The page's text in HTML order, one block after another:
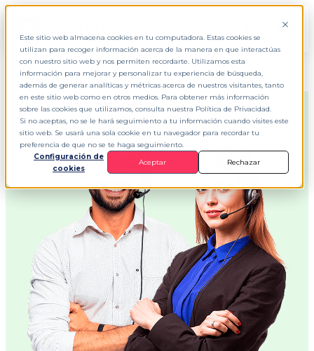
Este sitio web almacena cookies en tu computadora. Estas cookies se
utilizan para recoger información acerca de la manera en que interactúas
con nuestro sitio web y nos permiten recordarte. Utilizamos esta
información para mejorar y personalizar tu experiencia de búsqueda,
además de generar analíticas y métricas acerca de nuestros visitantes, tanto
en este sitio web como en otros medios. Para obtener más información
sobre las cookies que utilizamos, consulta nuestra Política de Privacidad.
Si no aceptas, no se le hará seguimiento a tu información cuando visites este
sitio web. Se usará una sola cookie en tu navegador para recordar tu
preferencia de que no se te haga seguimiento.
Configuración de
cookies
Aceptar Rechazar